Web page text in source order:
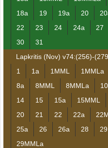
18a
19 19a 20
22
23 24 24a 27
30
31
Lapkritis (Nov) v74:(256)-
1
1a 1MML 1MMLa
8a
8MML 8MMLa 10
14
15 15a 15MML
20
21 22 22a
25a
26 26a 28 29
29MMLa